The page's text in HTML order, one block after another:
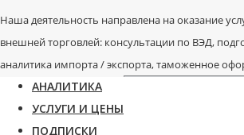
Наша деятельность направлена на оказание
внешней торговлей: консультации по ВЭД,
аналитика импорта / экспорта, таможенное
АНАЛИТИКА
УСЛУГИ И ЦЕНЫ
ПОДПИСКИ